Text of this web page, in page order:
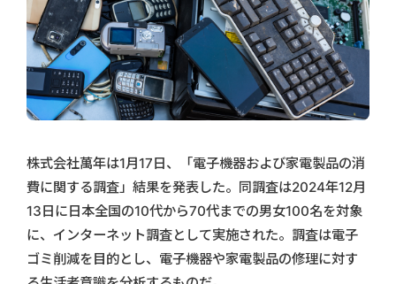
株式会社萬年は1月17日、「電子機器および家電製品の消
費に関する調査」結果を発表した。同調査は2024年12月
13日に日本全国の10代から70代までの男女100名を対象
に、インターネット調査として実施された。調査は電子
ゴミ削減を目的とし、電子機器や家電製品の修理に対す